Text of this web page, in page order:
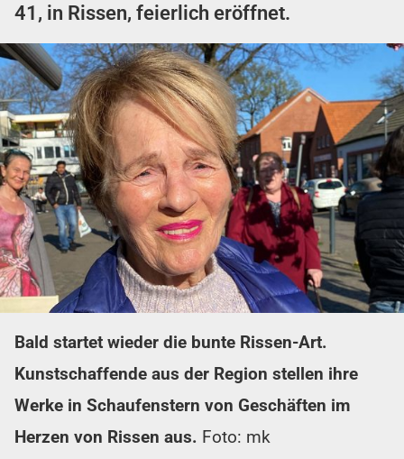
41, in Rissen, feierlich eröffnet.
Bald startet wieder die bunte Rissen-Art.
Kunstschaffende aus der Region stellen ihre
Werke in Schaufenstern von Geschäften im
Herzen von Rissen aus. Foto: mk